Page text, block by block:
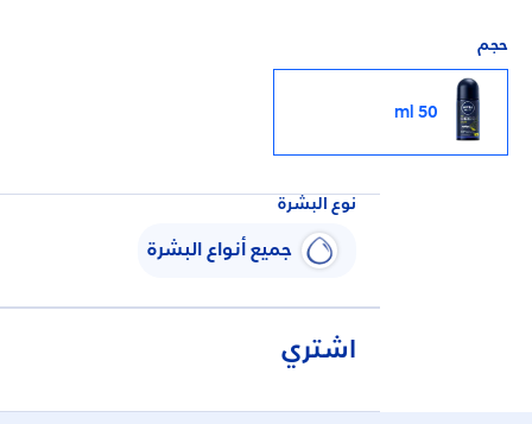
حجم
50 ml
نوع البشرة
جميع أنواع البشرة
اشتري